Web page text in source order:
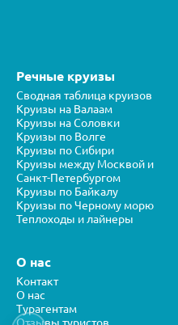
Речные круизы
Сводная таблица круизов
Круизы на Валаам
Круизы на Соловки
Круизы по Волге
Круизы по Сибири
Круизы между Москвой и
Санкт-Петербургом
Круизы по Байкалу
Круизы по Черному морю
Теплоходы и лайнеры
О нас
Контакт
О нас
Турагентам